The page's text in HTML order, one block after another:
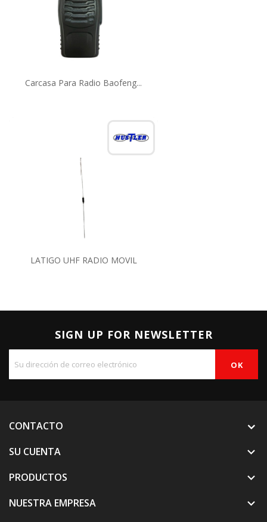
Carcasa Para Radio Baofeng...
LATIGO UHF RADIO MOVIL
SIGN UP FOR NEWSLETTER
CONTACTO
SU CUENTA

PRODUCTOS 
NUESTRA EMPRESA 